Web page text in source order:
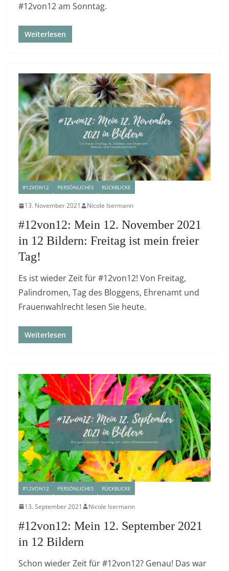
#12von12 am Sonntag.
Weiterlesen
#12VON12 PERSÖNLICHES RÜCKBLICKE
13. November 2021 Nicole Isermann
#12von12: Mein 12. November 2021
in 12 Bildern: Freitag ist mein freier
Tag!
Es ist wieder Zeit für #12von12! Von Freitag,
Palindromen, Tag des Bloggens, Ehrenamt und
Frauenwahlrecht lesen Sie heute.
Weiterlesen
#12VON12 PERSÖNLICHES RÜCKBLICKE
13. September 2021 Nicole Isermann
#12von12: Mein 12. September 2021
in 12 Bildern
Schon wieder Zeit für #12von12? Genau! Das war